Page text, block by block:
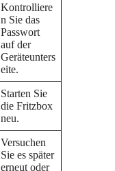
Kontrolliere
n Sie das
Passwort
auf der
Geräteunters
eite.
Starten Sie
die Fritzbox
neu.
Versuchen
Sie es später
erneut oder